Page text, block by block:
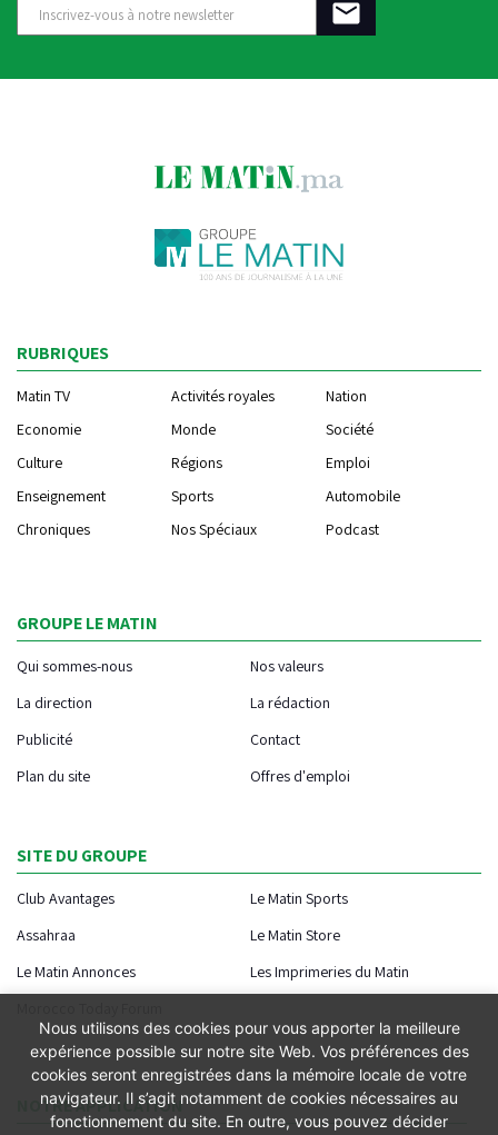
RUBRIQUES
Matin TV Activités royales
Nation
Economie
Monde
Société
Culture
Régions
Emploi
Enseignement
Sports
Automobile
Chroniques
Nos Spéciaux Podcast
GROUPE LE MATIN
Qui sommes-nous
Nos valeurs
La direction
La rédaction
Publicité
Contact
Plan du site
Offres d'emploi
SITE DU GROUPE
Club Avantages
Le Matin Sports
Assahraa
Le Matin Store
Le Matin Annonces
Les Imprimeries du Matin
NOTRE APPLICATION
Nous utilisons des cookies pour vous apporter la meilleure
expérience possible sur notre site Web. Vos préférences des
cookies seront enregistrées dans la mémoire locale de votre
navigateur. Il s’agit notamment de cookies nécessaires au
fonctionnement du site. En outre, vous pouvez décider